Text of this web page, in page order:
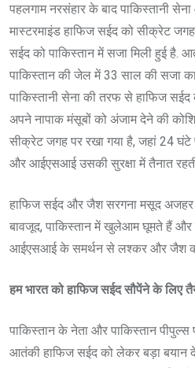
पहलगाम नरसंहार के बाद पाकिस्तानी
मास्टरमाइंड हाफिज सईद को सीक्रेट
सईद को पाकिस्तान में सजा मिली हुई है.
पाकिस्तान की जेल में 33 साल की सजा
पाकिस्तानी सेना की तरफ से हाफिज सईद
अपने नापाक मंसूबों को अंजाम देने की
सीक्रेट जगह पर रखा गया है, जहां 24 घंटे
और आईएसआई उसकी सुरक्षा में तैनात
हाफिज सईद और जैश सरगना मसूद अजहर
बावजूद, पाकिस्तान में खुलेआम घूमते हैं और
आईएसआई के समर्थन से लश्कर और जैश
हम भारत को हाफिज सईद सौपेंने के लिए
पाकिस्तान के नेता और पाकिस्तान पीपुल्स
आतंकी हाफिज सईद को लेकर बड़ा बयान दे